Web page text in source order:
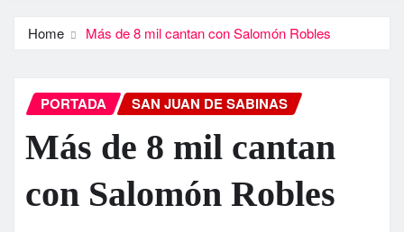
Home Más de 8 mil cantan con Salomón Robles
PORTADA SAN JUAN DE SABINAS
Más de 8 mil cantan
con Salomón Robles